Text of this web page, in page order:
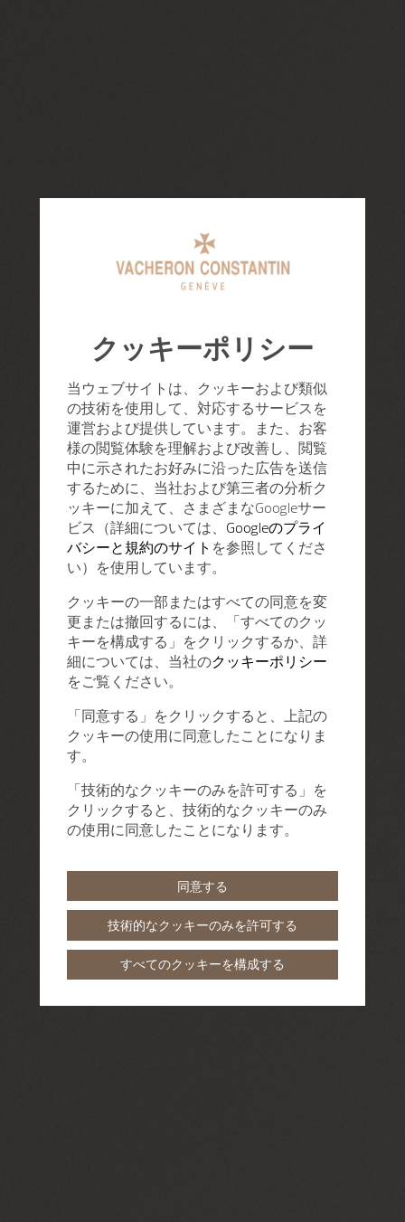
クッキーポリシー
当ウェブサイトは、クッキーおよび類似
の技術を使用して、対応するサービスを
運営および提供しています。また、お客
様の閲覧体験を理解および改善し、閲覧
中に示されたお好みに沿った広告を送信
するために、当社および第三者の分析ク
ッキーに加えて、さまざまなGoogleサー
ビス（詳細については、 Googleのプライ
バシーと規約のサイト を参照してくださ
い）を使用しています。
クッキーの一部またはすべての同意を変
更または撤回するには、「すべてのクッ
キーを構成する」をクリックするか、詳
細については、当社のクッキーポリシー
をご覧ください。
「同意する」をクリックすると、上記の
クッキーの使用に同意したことになりま
す。
「技術的なクッキーのみを許可する」を
クリックすると、技術的なクッキーのみ
の使用に同意したことになります。
同意する
技術的なクッキーのみを許可する
すべてのクッキーを構成する